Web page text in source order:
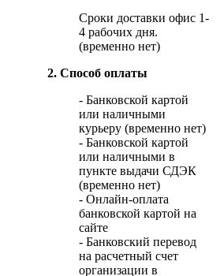
Сроки доставки офис 1-
4 рабочих дня.
(временно нет)
2. Способ оплаты
- Банковской картой
или наличными
курьеру (временно нет)
- Банковской картой
или наличными в
пункте выдачи СДЭК
(временно нет)
- Онлайн-оплата
банковской картой на
сайте
- Банковский перевод
на расчетный счет
организации в